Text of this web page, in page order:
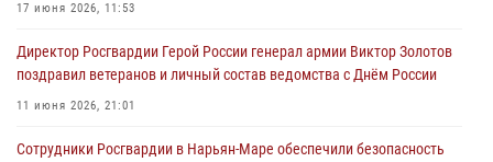
17 июня 2026, 11:53
Директор Росгвардии Герой России генерал армии Виктор Золотов
поздравил ветеранов и личный состав ведомства с Днём России
11 июня 2026, 21:01
Сотрудники Росгвардии в Нарьян-Маре обеспечили безопасность